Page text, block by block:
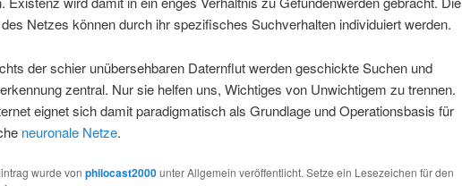
Netzes können durch ihr spezifisches Suchverhalten individuiert werden.
der schier unübersehbaren Daternflut werden geschickte Suchen und
zentral. Nur sie helfen uns, Wichtiges von Unwichtigem zu trennen.
eignet sich damit paradigmatisch als Grundlage und Operationsbasis für
neuronale Netze.
wurde von philocast2000unter Allgemein veröffentlicht. Setze ein Lesezeichen für den